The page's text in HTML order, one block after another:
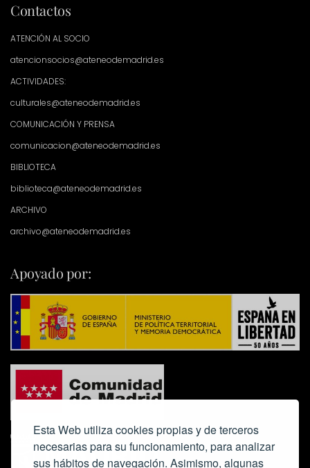
Esta Web utiliza cookies propias y de terceros
necesarias para su funcionamiento, para analizar
sus hábitos de navegación. Asimismo, algunas
Contactos
ATENCIÓN AL SOCIO
atencionsocios@ateneodemadrid.es
ACTIVIDADES:
culturales@ateneodemadrid.es
COMUNICACIÓN Y PRENSA
comunicacion@ateneodemadrid.es
BIBLIOTECA
biblioteca@ateneodemadrid.es
ARCHIVO
archivo@ateneodemadrid.es
Apoyado por: